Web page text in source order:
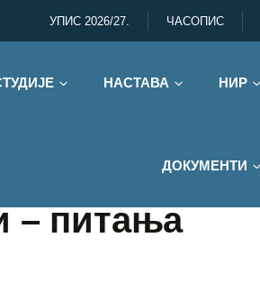
УПИС 2026/27. ЧАСОПИС
НАСТАВА НИР
ДОКУМЕНТИ
– питања